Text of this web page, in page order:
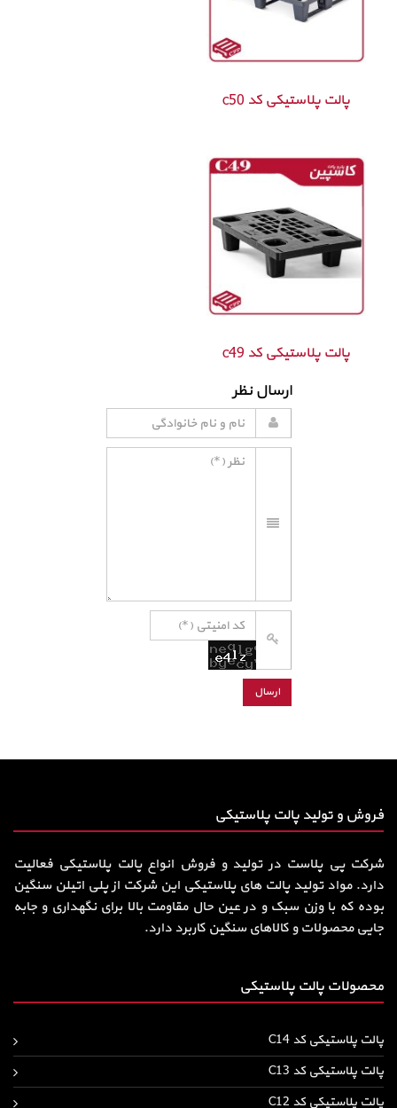
پالت پلاستیکی کد c50
پالت پلاستیکی کد c49
ارسال نظر
فروش و تولید پالت پلاستیکی
شرکت پی پلاست در تولید و فروش انواع پالت پلاستیکی فعالیت
دارد. مواد تولید پالت های پلاستیکی این شرکت از پلی اتیلن سنگین
بوده که با وزن سبک و در عین حال مقاومت بالا برای نگهداری و جابه
جایی محصولات و کالاهای سنگین کاربرد دارد.
محصولات پالت پلاستیکی
پالت پلاستیکی کد C14
پالت پلاستیکی کد C13
پالت پلاستیکی کد C12